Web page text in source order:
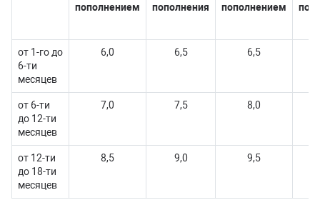
пополнением
пополнения
пополнением
от 1-го до
6-ти
месяцев
6,0 6,5 6,5
от 6-ти
до 12-ти
месяцев
7,0 7,5 8,0
от 12-ти
до 18-ти
месяцев
8,5 9,0 9,5